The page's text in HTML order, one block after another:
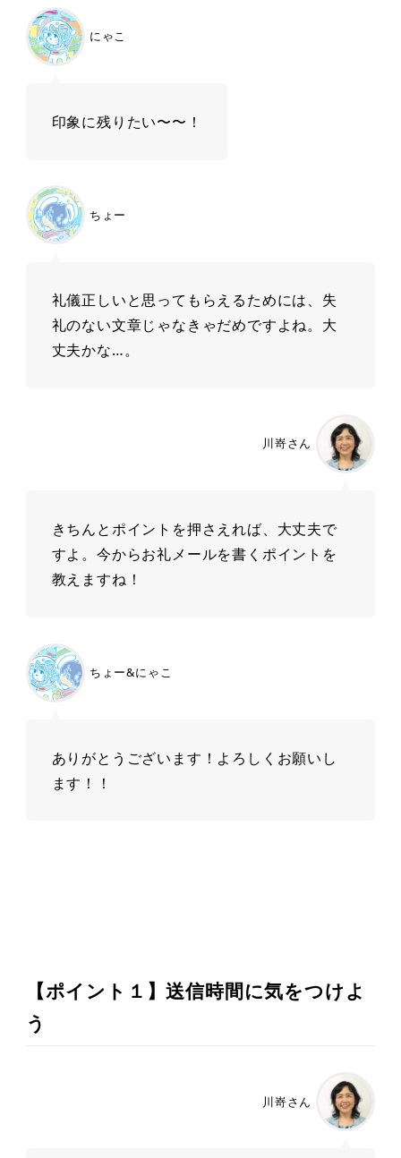
にゃこ
印象に残りたい〜〜！
ちょー
礼儀正しいと思ってもらえるためには、失
礼のない文章じゃなきゃだめですよね。大
丈夫かな…。
川嵜さん
きちんとポイントを押さえれば、大丈夫で
すよ。今からお礼メールを書くポイントを
教えますね！
ちょー&にゃこ
ありがとうございます！よろしくお願いし
ます！！
【ポイント１】送信時間に気をつけよ
う
川嵜さん